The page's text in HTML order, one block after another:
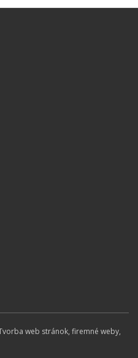
web stránok, firemné weby,